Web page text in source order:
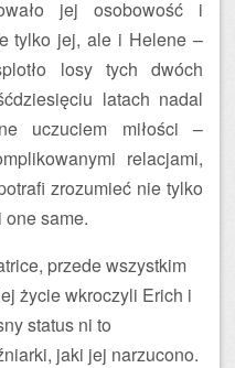
jej osobowość i
tylko jej, ale i Helene –
losy tych dwóch
latach nadal
uczuciem miłości –
relacjami,
zrozumieć nie tylko
same.
przede wszystkim
życie wkroczyli Erich i
status ni to
jaki jej narzucono.